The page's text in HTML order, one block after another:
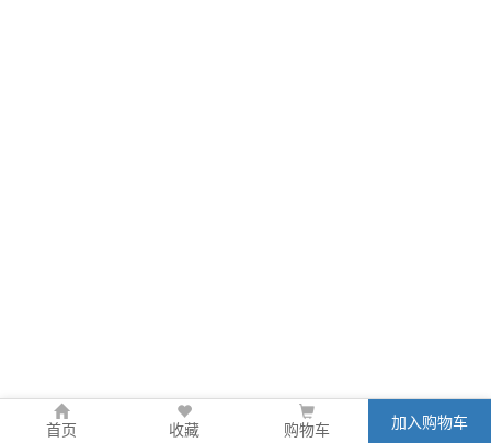
首页 收藏 购物车 加入购物车